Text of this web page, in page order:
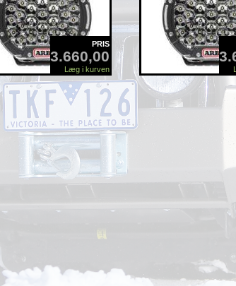
PRIS
3.660,00
Læg i kurven